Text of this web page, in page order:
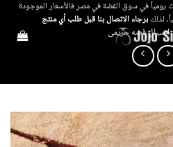
يومياً في سوق الفضة في مصر فالأسعار الموجودة
لذلكبرجاء الاتصال بنا قبل طلب أي منتج
انسيال فضه حريمى